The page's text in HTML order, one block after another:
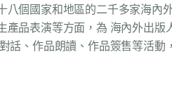
個國家和地區的二千多家海
品表演等方面，為 海內外出
話、作品朗讀、作品簽售等活